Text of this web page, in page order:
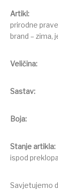
prirodne
brand – zima,
Stanje
ispod
Savjetujemo